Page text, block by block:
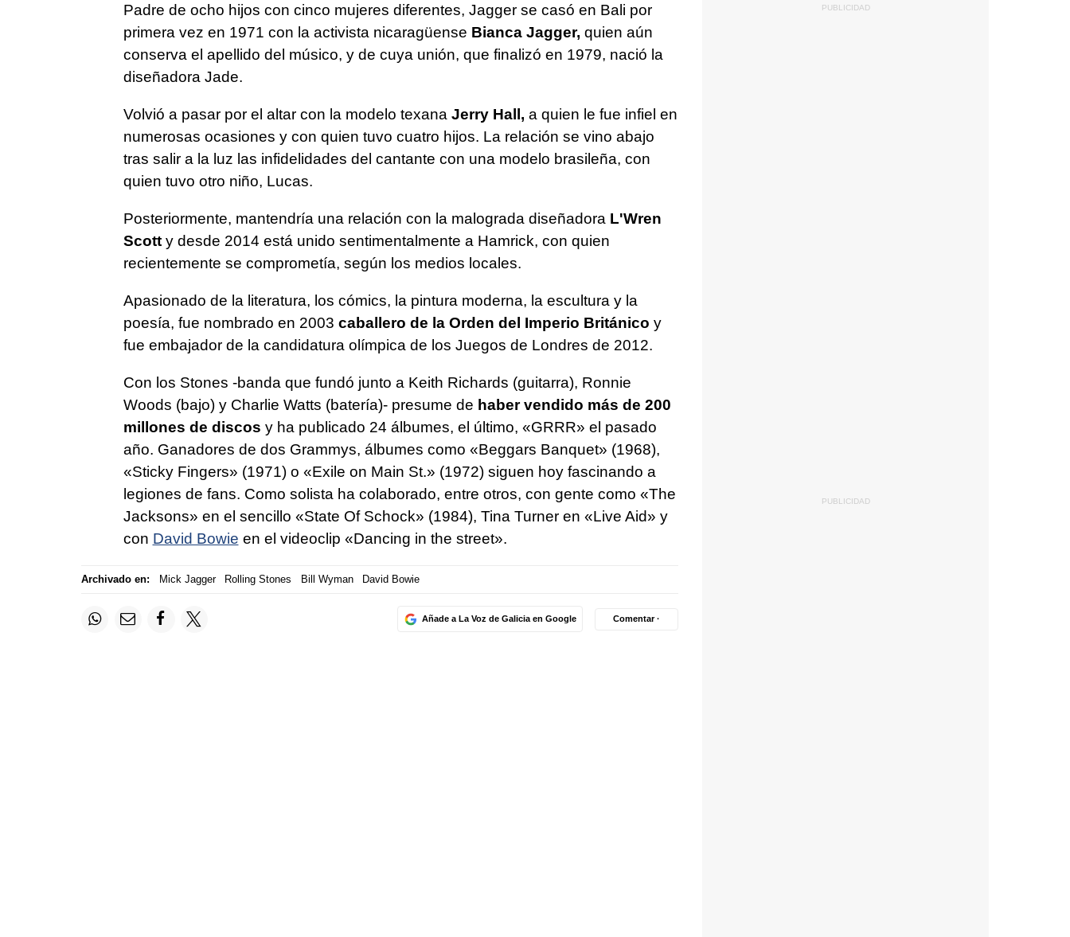
Padre de ocho hijos con cinco mujeres diferentes, Jagger se casó en Bali por
primera vez en 1971 con la activista nicaragüense Bianca Jagger, quien aún
conserva el apellido del músico, y de cuya unión, que finalizó en 1979, nació la
diseñadora Jade.
Volvió a pasar por el altar con la modelo texana Jerry Hall, a quien le fue infiel en
numerosas ocasiones y con quien tuvo cuatro hijos. La relación se vino abajo
tras salir a la luz las infidelidades del cantante con una modelo brasileña, con
quien tuvo otro niño, Lucas.
Posteriormente, mantendría una relación con la malograda diseñadora L'Wren
Scotty desde 2014 está unido sentimentalmente a Hamrick, con quien
recientemente se comprometía, según los medios locales.
Apasionado de la literatura, los cómics, la pintura moderna, la escultura y la
poesía, fue nombrado en 2003 caballero de la Orden del Imperio Británico y
fue embajador de la candidatura olímpica de los Juegos de Londres de 2012.
Con los Stones -banda que fundó junto a Keith Richards (guitarra), Ronnie
Woods (bajo) y Charlie Watts (batería)- presume de haber vendido más de 200
millones de discos y ha publicado 24 álbumes, el último, «GRRR» el pasado
año. Ganadores de dos Grammys, álbumes como «Beggars Banquet» (1968),
«Sticky Fingers» (1971) o «Exile on Main St.» (1972) siguen hoy fascinando a
legiones de fans. Como solista ha colaborado, entre otros, con gente como «The
Jacksons» en el sencillo «State Of Schock» (1984), Tina Turner en «Live Aid» y
con David Bowie en el videoclip «Dancing in the street».
Archivado en: Mick Jagger Rolling Stones Bill Wyman David Bowie
Añade a La Voz de Galicia en Google Comentar ·